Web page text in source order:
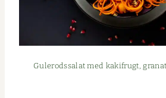
Gulerodssalat med kak­ifrugt,